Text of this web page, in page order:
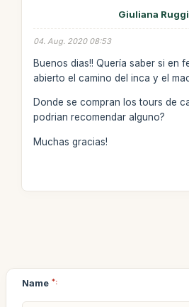
Giuliana
04. Aug. 2020 08:53
Buenos dias!! Quería saber si en
abierto el camino del inca y el
Donde se compran los tours de
podrian recomendar alguno?
Muchas gracias!
Name *: